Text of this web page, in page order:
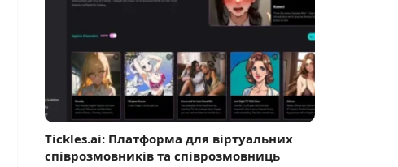
Tickles.ai: Платформа для віртуальних
співрозмовників та співрозмовниць